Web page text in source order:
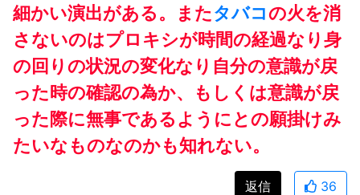
細かい演出がある。またタバコの火を消
さないのはプロキシが時間の経過なり身
の回りの状況の変化なり自分の意識が戻
った時の確認の為か、もしくは意識が戻
った際に無事であるようにとの願掛けみ
たいなものなのかも知れない。
返信 36